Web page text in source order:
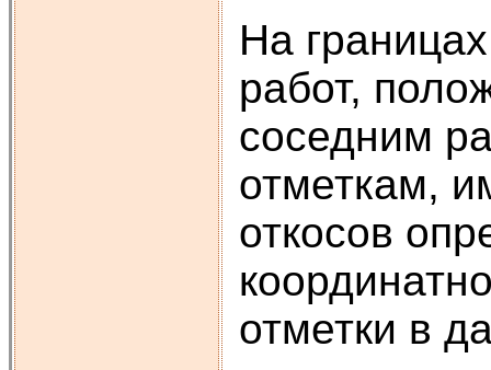
На
работ,
соседним
отметкам,
откосов
отметки в